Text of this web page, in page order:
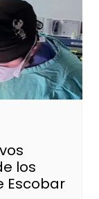
los
Escobar